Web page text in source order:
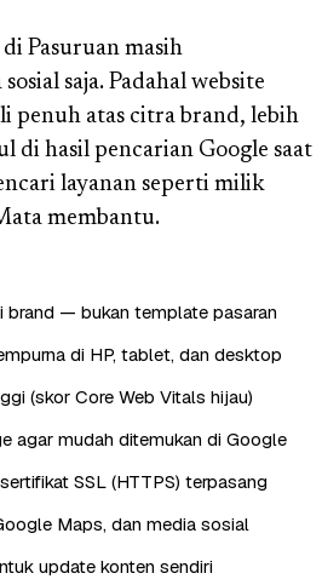
Pasuruan masih
saja. Padahal website
penuh atas citra brand, lebih
di hasil pencarian Google saat
layanan seperti milik
membantu.
brand — bukan template pasaran
di HP, tablet, dan desktop
(skor Core Web Vitals hijau)
agar mudah ditemukan di Google
SSL (HTTPS) terpasang
Maps, dan media sosial
update konten sendiri